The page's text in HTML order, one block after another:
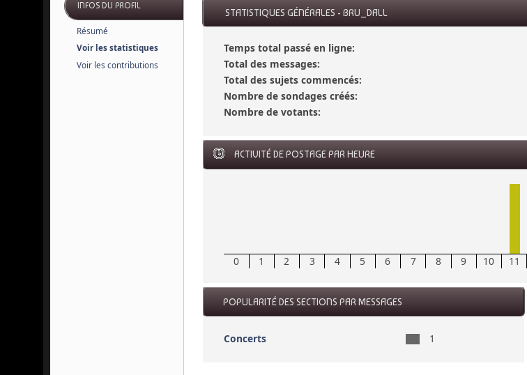
INFOS DU PROFIL
Résumé
Voir les statistiques
Voir les contributions
STATISTIQUES GÉNÉRALES - BRU_DALL
Temps total passé en ligne:
Total des messages:
Total des sujets commencés:
Nombre de sondages créés:
Nombre de votants:
ACTIVITÉ DE POSTAGE PAR HEURE
0 1 2 3 4 5 6 7 8 9 10 11
POPULARITÉ DES SECTIONS PAR MESSAGES
Concerts 1